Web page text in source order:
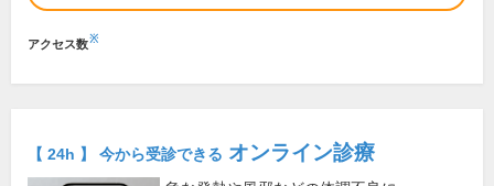
アクセス数※
【 24h 】 今から受診できる オンライン診療